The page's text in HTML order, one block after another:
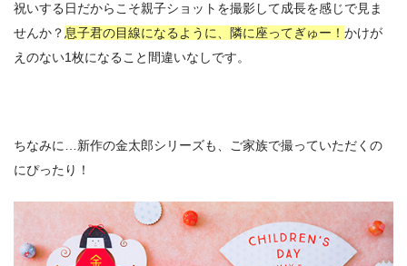
祝いする日だからこそ親子ショットを撮影して成長を感じで見ま
せんか？息子君の目線になるように、隣に座ってぎゅー！ かけが
えのない1枚になること間違いなしです。
ちなみに…新作の金太郎シリーズも、ご家族で撮っていただくの
にぴったり！